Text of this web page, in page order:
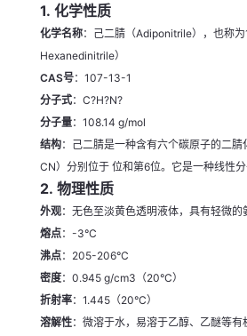
1. 化学性质
化学名称：己二腈（Adiponitrile），也称
Hexanedinitrile）
CAS号：107-13-1
分子式：C?H?N?
分子量：108.14 g/mol
结构：己二腈是一种含有六个碳原子的二
CN）分别位于 位和第6位。它是一种线性分
2. 物理性质
外观：无色至淡黄色透明液体，具有轻微的
熔点：-3°C
沸点：205-206°C
密度：0.945 g/cm3（20°C）
折射率：1.445（20°C）
溶解性：微溶于水，易溶于乙醇、乙醚等有